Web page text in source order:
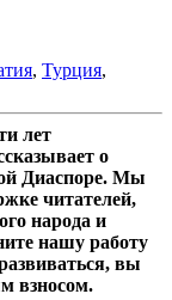
, Турция,
лет
о
Диаспоре. Мы
читателей,
народа и
нашу работу
вы
взносом.